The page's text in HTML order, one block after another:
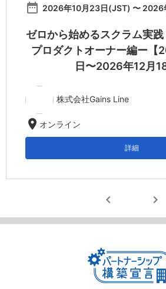
date_range 2026年10月23日(JST) 〜 2026
ゼロから始めるスクラム実
プロダクトオーナー編ー【
日〜2026年12月18
株式会社Gains Line
location_on オンライン
詳細
chevron_left chevron_right